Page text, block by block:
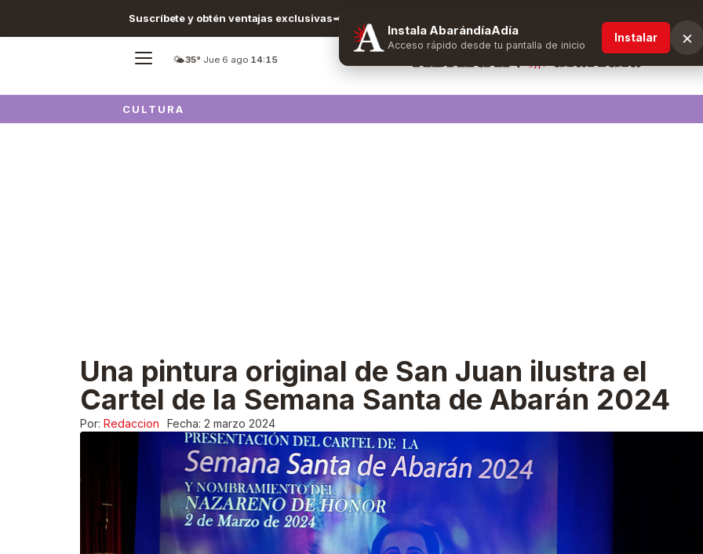
Suscríbete y obtén ventajas exclusivas
🌤️35°·Jue 6 ago·14:15
CULTURA
Una pintura original de San Juan ilustra el
Cartel de la Semana Santa de Abarán 2024
Por: Redaccion Fecha: 2 marzo 2024
Instala AbarándíaAdía
Acceso rápido desde tu pantalla de inicio
Instalar ×